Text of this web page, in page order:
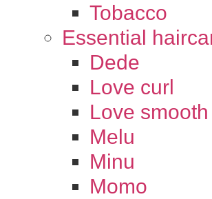
Tobacco
Essential
Dede
Love curl
Love smooth
Melu
Minu
Momo